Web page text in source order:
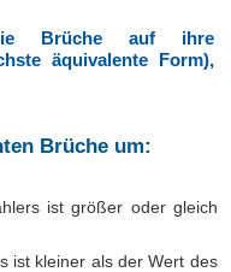
Brüche auf ihre
äquivalente Form),
Brüche um:
ist größer oder gleich
ist kleiner als der Wert des